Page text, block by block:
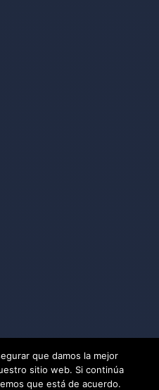
que damos la mejor
sitio web. Si continúa
que está de acuerdo.